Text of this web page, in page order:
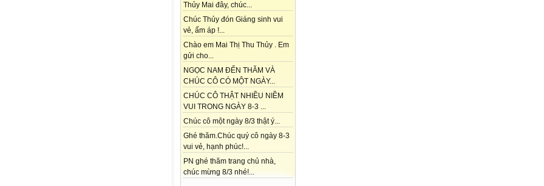
Thủy Mai đây, chúc...
Chúc Thủy đón Giáng sinh vui
vẻ, ấm áp !...
Chào em Mai Thị Thu Thủy . Em
gửi cho...
NGỌC NAM ĐẾN THĂM VÀ
CHÚC CÔ CÓ MỘT NGÀY...
CHÚC CÔ THẬT NHIỀU NIỀM
VUI TRONG NGÀY 8-3 ...
Chúc cô một ngày 8/3 thật ý...
Ghé thăm.Chúc quý cô ngày 8-3
vui vẻ, hạnh phúc!...
PN ghé thăm trang chủ nhà,
chúc mừng 8/3 nhé!...